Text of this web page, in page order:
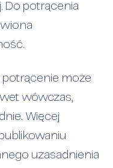
Do potrącenia
może
wówczas,
Więcej
uzasadnienia